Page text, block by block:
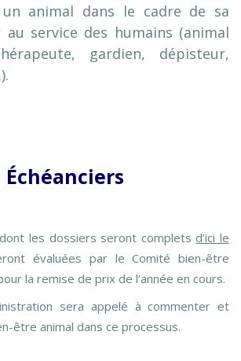
animal dans le cadre de sa
au service des humains (animal
gardien, dépisteur,
Échéanciers
les dossiers seront completsd’ici le
évaluées par le Comité bien-être
la remise de prix de l’année en cours.
sera appelé à commenter et
être animal dans ce processus.